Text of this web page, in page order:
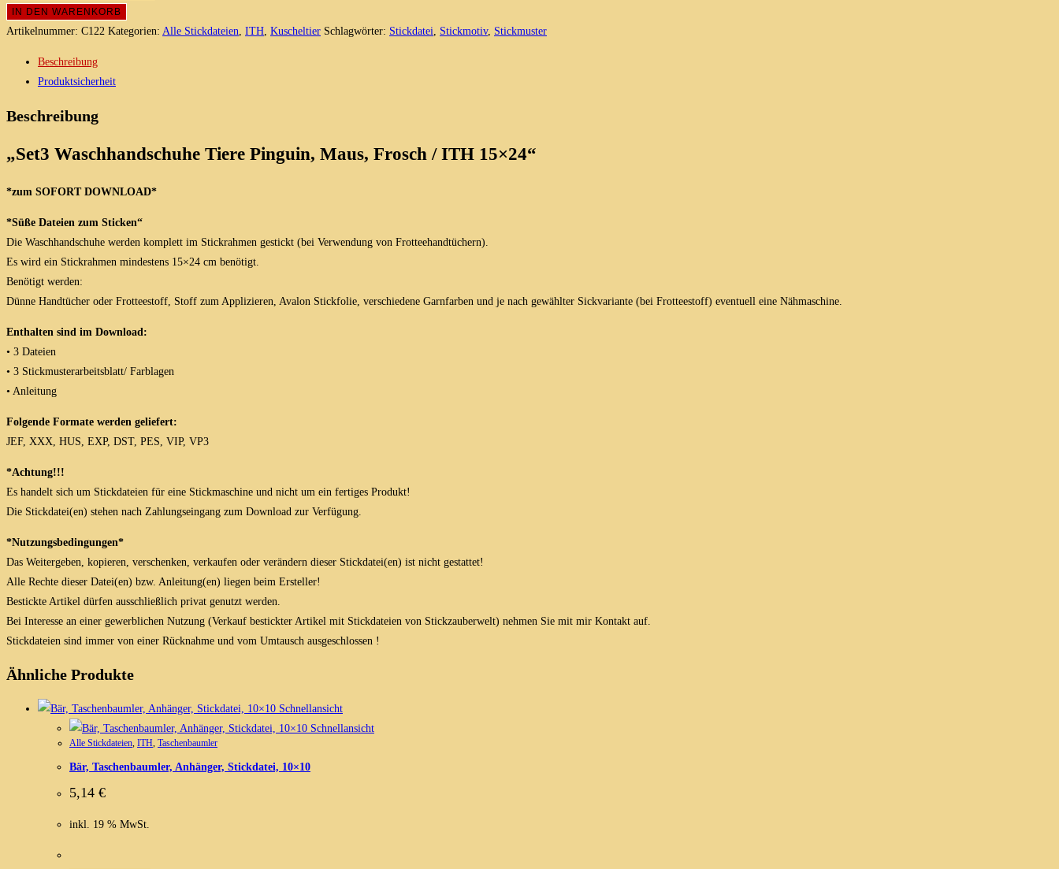
Waschhandschuhe
Tiere
/
15x24
IN DEN WARENKORB
Artikelnummer: C122 Kategorien: Alle Stickdateien ITH Kuscheltier Schlagwörter: Stickdatei Stickmotiv, Stickmuster
Beschreibung
Produktsicherheit
Beschreibung
„Set3 Waschhandschuhe Tiere Pinguin, Maus, Frosch / ITH 15×24“
*zum SOFORT DOWNLOAD*
*Süße Dateien zum Sticken“
Die Waschhandschuhe werden komplett im Stickrahmen gestickt (bei Verwendung von Frotteehandtüchern).
Es wird ein Stickrahmen mindestens 15×24 cm benötigt.
Benötigt werden:
Dünne Handtücher oder Frotteestoff, Stoff zum Applizieren, Avalon Stickfolie, verschiedene Garnfarben und je nach gewählter Sickvariante (bei Frotteestoff) eventuell eine Nähmaschine.
Enthalten sind im Download:
• 3 Dateien
• 3 Stickmusterarbeitsblatt/ Farblagen
• Anleitung
Folgende Formate werden geliefert:
JEF, XXX, HUS, EXP, DST, PES, VIP, VP3
*Achtung!!!
Es handelt sich um Stickdateien für eine Stickmaschine und nicht um ein fertiges Produkt!
Die Stickdatei(en) stehen nach Zahlungseingang zum Download zur Verfügung.
*Nutzungsbedingungen*
Das Weitergeben, kopieren, verschenken, verkaufen oder verändern dieser Stickdatei(en) ist nicht gestattet!
Alle Rechte dieser Datei(en) bzw. Anleitung(en) liegen beim Ersteller!
Bestickte Artikel dürfen ausschließlich privat genutzt werden.
Bei Interesse an einer gewerblichen Nutzung (Verkauf bestickter Artikel mit Stickdateien von Stickzauberwelt) nehmen Sie mit mir Kontakt auf.
Stickdateien sind immer von einer Rücknahme und vom Umtausch ausgeschlossen !
Ähnliche Produkte
Schnellansicht
Schnellansicht
Alle Stickdateien, ITH, Taschenbaumler
Bär, Taschenbaumler, Anhänger, Stickdatei, 10×10
5,14 €
inkl. 19 % MwSt.